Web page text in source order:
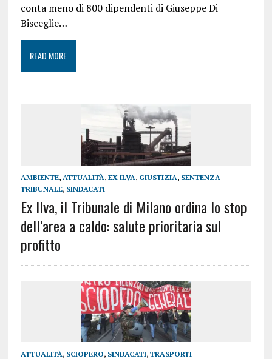
conta meno di 800 dipendenti di Giuseppe Di
Bisceglie…
READ MORE
AMBIENTE, ATTUALITÀ, EX ILVA, GIUSTIZIA, SENTENZA
TRIBUNALE, SINDACATI
Ex Ilva, il Tribunale di Milano ordina lo stop
dell’area a caldo: salute prioritaria sul
profitto
ATTUALITÀ, SCIOPERO, SINDACATI, TRASPORTI